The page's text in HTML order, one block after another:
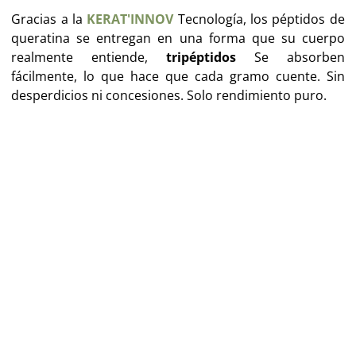
Gracias a la KERAT'INNOVTecnología, los péptidos de
queratina se entregan en una forma que su cuerpo
realmente entiende, tripéptidos Se absorben
fácilmente, lo que hace que cada gramo cuente. Sin
desperdicios ni concesiones. Solo rendimiento puro.